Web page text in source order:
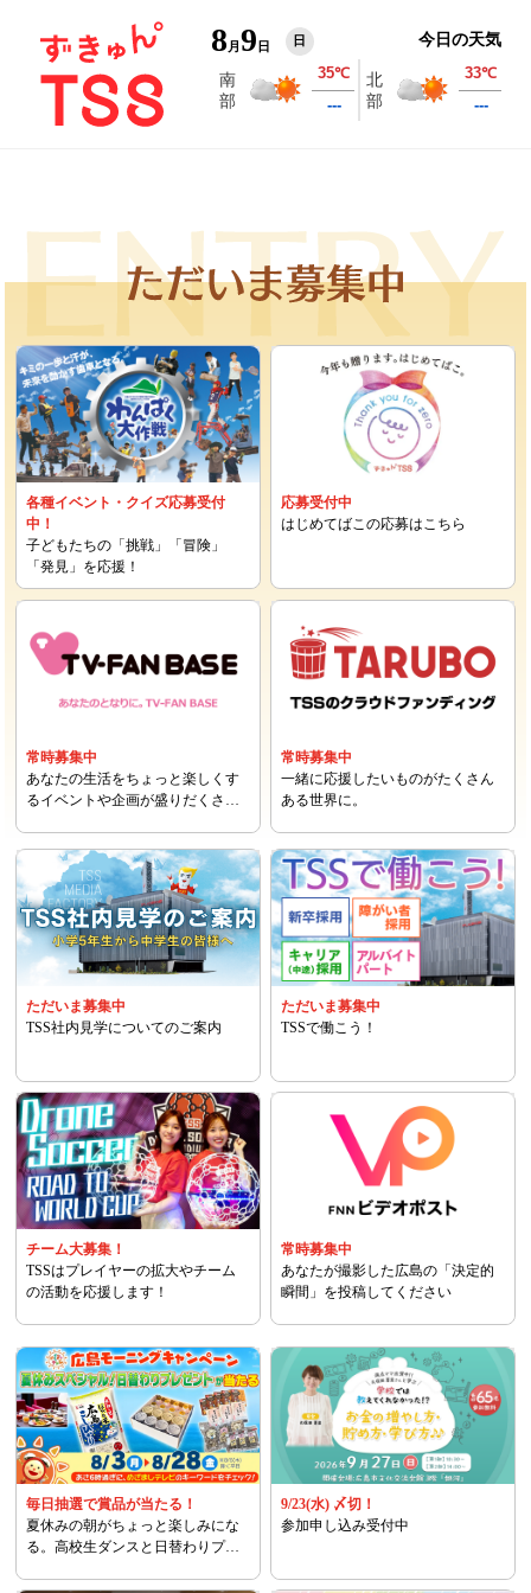
8 月9 日 日 今日の天気
各種イベント・クイズ応募受付
中！
子どもたちの「挑戦」「冒険」
「発見」を応援！
応募受付中
はじめてばこの応募はこちら
常時募集中
あなたの生活をちょっと楽しくす
るイベントや企画が盛りだくさ
常時募集中
一緒に応援したいものがたくさん
ある世界に。
ただいま募集中
TSS社内見学についてのご案内
ただいま募集中
TSSで働こう！
チーム大募集！
TSSはプレイヤーの拡大やチーム
の活動を応援します！
常時募集中
あなたが撮影した広島の「決定的
瞬間」を投稿してください
毎日抽選で賞品が当たる！
夏休みの朝がちょっと楽しみにな
る。高校生ダンスと日替わりプレ
9/23(水) 〆切！
参加申し込み受付中